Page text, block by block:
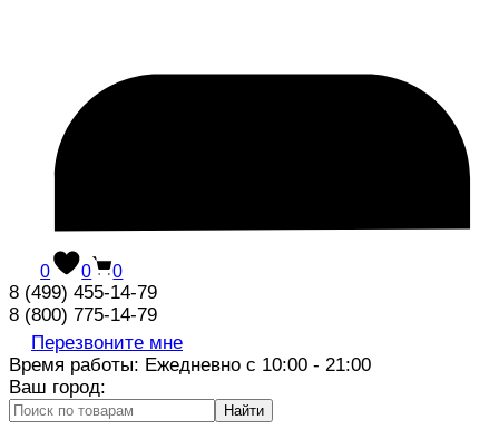
0 0 0
8 (499) 455-14-79
8 (800) 775-14-79
Перезвоните мне
Время работы: Ежедневно с 10:00 - 21:00
Ваш город:
Найти